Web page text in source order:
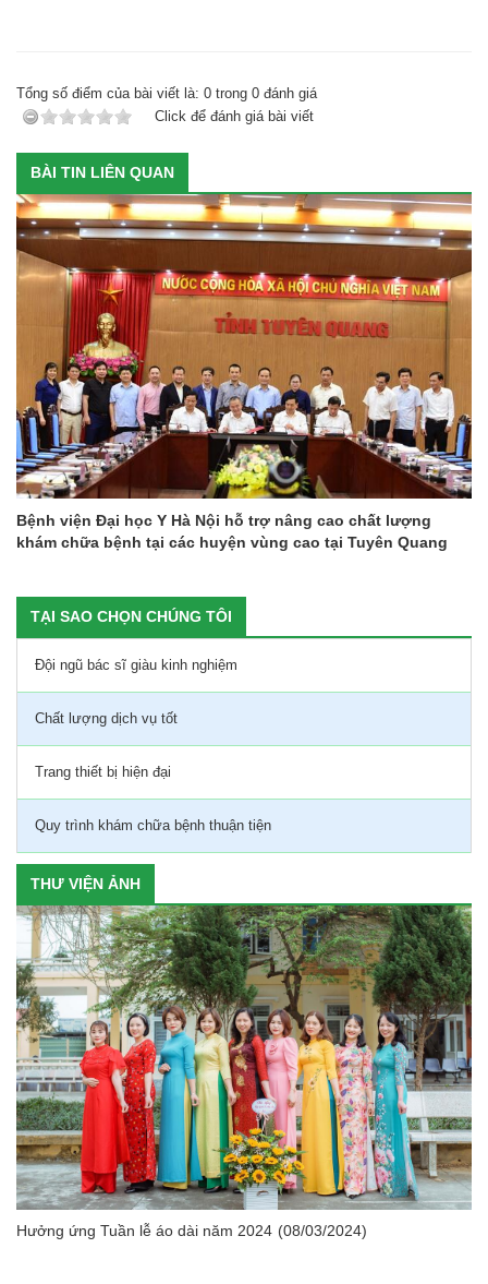
Tổng số điểm của bài viết là: 0 trong 0 đánh giá
Click để đánh giá bài viết
BÀI TIN LIÊN QUAN
Trung tâm Kiểm soát bệnh tật tỉnh: Giám sát điểm tiêm
chủng ngoài công lập trên địa bàn tỉnh
TẠI SAO CHỌN CHÚNG TÔI
Đội ngũ bác sĩ giàu kinh nghiệm
Chất lượng dịch vụ tốt
Trang thiết bị hiện đại
Quy trình khám chữa bệnh thuận tiện
THƯ VIỆN ẢNH
Hưởng ứng Tuần lễ áo dài năm 2024 (08/03/2024)